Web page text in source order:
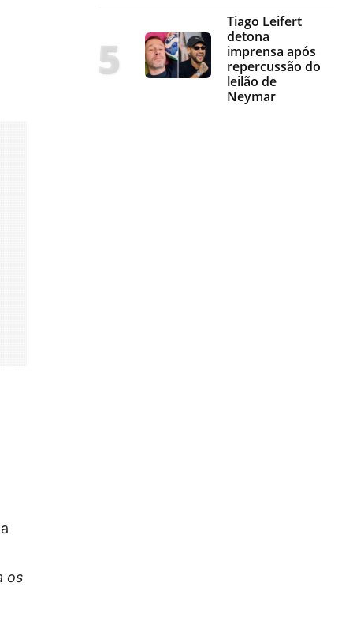
os
Tiago Leifert
detona
imprensa após
repercussão do
leilão de
Neymar